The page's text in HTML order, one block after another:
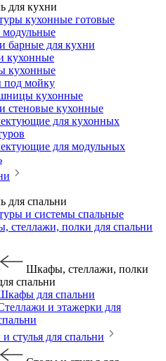
для кухни
кухонные готовые
барные для кухни
кухонные
кухонные
под мойку
кухонные
стеновые кухонные
для кухонных
для модульных
для спальни
и системы спальные
стеллажи, полки для спальни
Шкафы, стеллажи, полки
спальни
для спальни
и этажерки для
стулья для спальни